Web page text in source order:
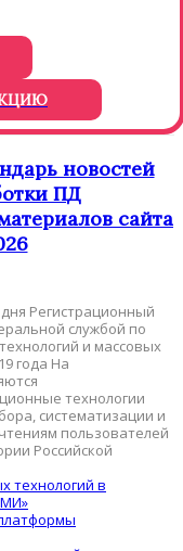
новостей
ПД
сайта
Регистрационный
службой по
и массовых
года На
технологии
систематизации и
пользователей
Российской
технологий в